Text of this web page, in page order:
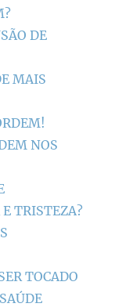
DE
MAIS
NOS
TRISTEZA?
TOCADO